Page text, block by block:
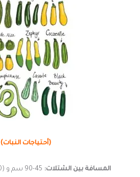
(أحتياجات النبات)
المسافة بين الشتلات: